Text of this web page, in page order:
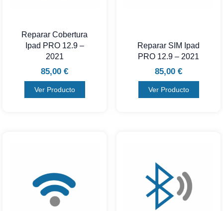
Reparar Cobertura
Ipad PRO 12.9 –
2021
85,00 €
Ver Producto
Reparar SIM Ipad
PRO 12.9 – 2021
85,00 €
Ver Producto